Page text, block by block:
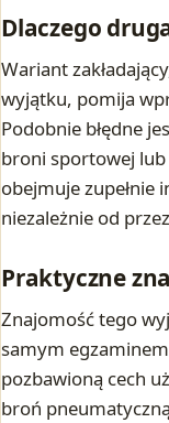
Dlaczego
Wariant
wyjątku, pomija
Podobnie błędne
broni sportowej
obejmuje zupełnie
niezależnie od
Praktyczne
Znajomość tego
samym
pozbawioną cech
broń